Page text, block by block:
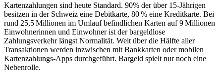
Kartenzahlungen sind heute Standard. 90% der über 15-Jährigen
besitzen in der Schweiz eine Debitkarte, 80 % eine Kreditkarte. Bei
rund 25,5 Millionen im Umlauf befindlichen Karten auf 9 Millionen
Einwohnerinnen und Einwohner ist der bargeldlose
Zahlungsverkehr längst Normalität. Weit über die Hälfte aller
Transaktionen werden inzwischen mit Bankkarten oder mobilen
Kartenzahlungs-Apps durchgeführt. Bargeld spielt nur noch eine
Nebenrolle.